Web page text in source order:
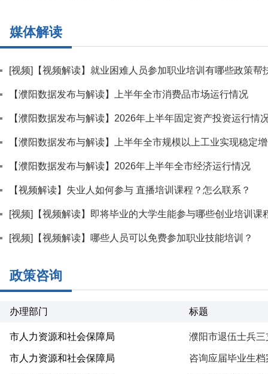
媒体解读
[视频]【视频解读】就业困难人员参加职业培训有哪些政策帮
【濮阳数据发布与解读】上半年全市消费品市场运行情况
【濮阳数据发布与解读】2026年上半年固定资产投资运行情
【濮阳数据发布与解读】上半年全市规模以上工业实现稳定
【濮阳数据发布与解读】2026年上半年全市经济运行情况
【视频解读】失业人如何参与 直播培训课程？怎么联系？
[视频]【视频解读】即将毕业的大学生能参与哪些创业培训课
[视频]【视频解读】哪些人员可以免费参加职业技能培训？
政策咨询
办理部门 标题
市人力资源和社会保障局 濮阳市退伍士兵
市人力资源和社会保障局 咨询应届毕业生